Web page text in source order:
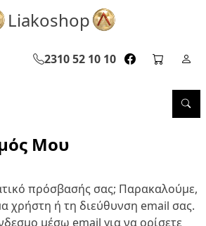
Liakoshop
2310 52 10 10 facebook
cart
Μου
πρόσβασής σας; Παρακαλούμε,
χρήστη ή τη διεύθυνση email σας.
μέσω email για να ορίσετε